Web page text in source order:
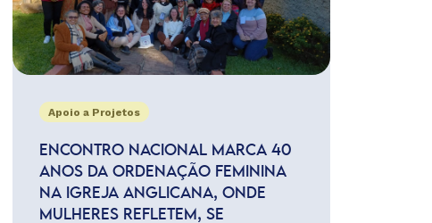
Apoio a Projetos
ENCONTRO NACIONAL MARCA 40
ANOS DA ORDENAÇÃO FEMININA
NA IGREJA ANGLICANA, ONDE
MULHERES REFLETEM, SE